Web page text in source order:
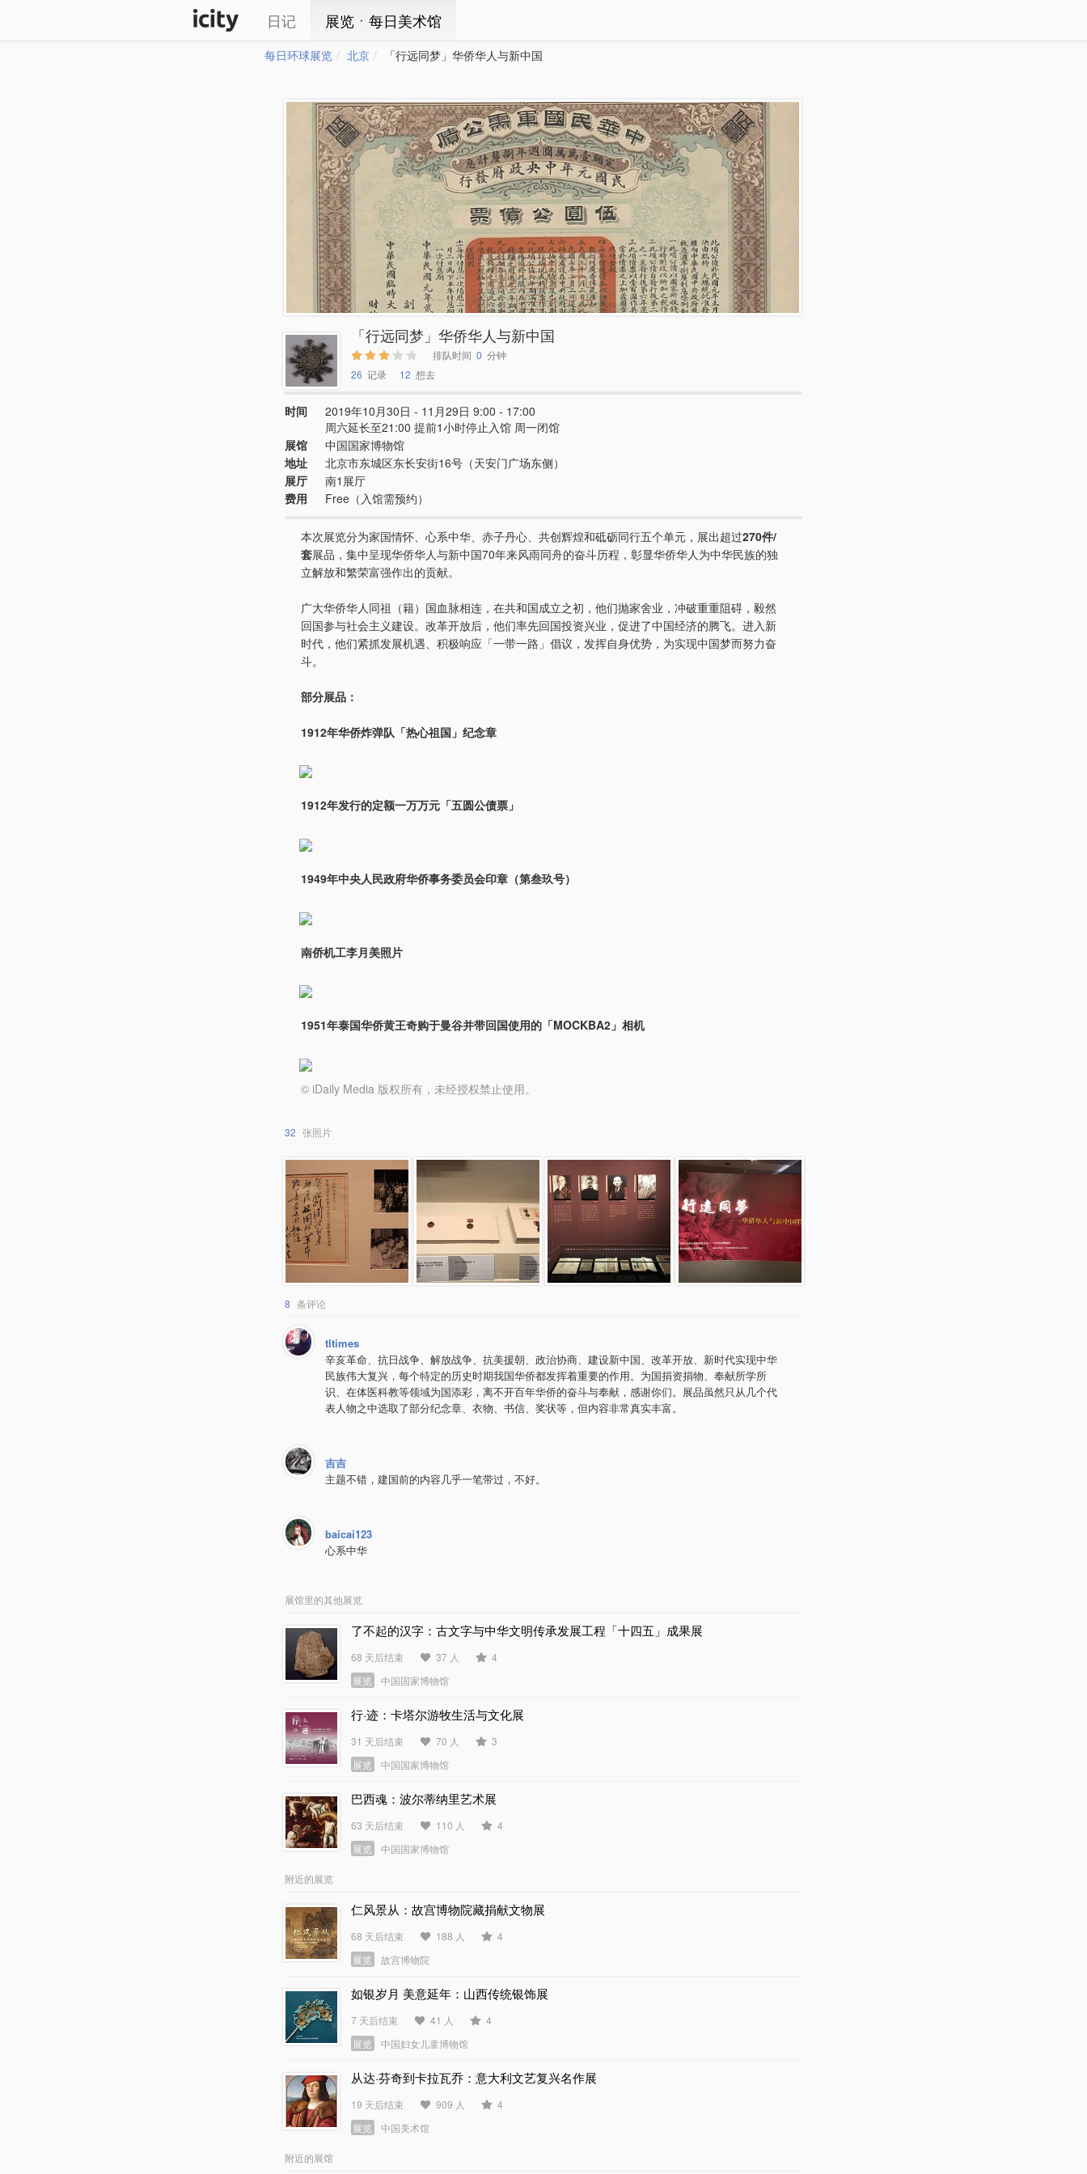
日记 展览ㆍ每日美术馆
每日环球展览 北京 「行远同梦」华侨华人与新中国
「行远同梦」华侨华人与新中国
排队时间 0 分钟
26 记录 12 想去
时间
2019年10月30日 - 11月29日 9:00 - 17:00
周六延长至21:00 提前1小时停止入馆 周一闭馆
展馆
中国国家博物馆
地址
北京市东城区东长安街16号（天安门广场东侧）
展厅
南1展厅
费用
Free（入馆需预约）
本次展览分为家国情怀、心系中华、赤子丹心、共创辉煌和砥砺同行五个单元，展出超过270件/
套展品，集中呈现华侨华人与新中国70年来风雨同舟的奋斗历程，彰显华侨华人为中华民族的独
立解放和繁荣富强作出的贡献。
广大华侨华人同祖（籍）国血脉相连，在共和国成立之初，他们抛家舍业，冲破重重阻碍，毅然
回国参与社会主义建设。改革开放后，他们率先回国投资兴业，促进了中国经济的腾飞。进入新
时代，他们紧抓发展机遇、积极响应「一带一路」倡议，发挥自身优势，为实现中国梦而努力奋
斗。
部分展品：
1912年华侨炸弹队「热心祖国」纪念章
1912年发行的定额一万万元「五圆公债票」
1949年中央人民政府华侨事务委员会印章（第叁玖号）
南侨机工李月美照片
1951年泰国华侨黄王奇购于曼谷并带回国使用的「MOCKBA2」相机
© iDaily Media 版权所有，未经授权禁止使用。
32 张照片
8 条评论
tltimes
辛亥革命、抗日战争、解放战争、抗美援朝、政治协商、建设新中国、改革开放、新时代实现中华
民族伟大复兴，每个特定的历史时期我国华侨都发挥着重要的作用。为国捐资捐物、奉献所学所
识、在体医科教等领域为国添彩，离不开百年华侨的奋斗与奉献，感谢你们。展品虽然只从几个代
表人物之中选取了部分纪念章、衣物、书信、奖状等，但内容非常真实丰富。
吉吉
主题不错，建国前的内容几乎一笔带过，不好。
baicai123
心系中华
展馆里的其他展览
了不起的汉字：古文字与中华文明传承发展工程「十四五」成果展
68 天后结束 37 人
4
展览
中国国家博物馆
行·迹：卡塔尔游牧生活与文化展
31 天后结束 70 人
3
展览
中国国家博物馆
巴西魂：波尔蒂纳里艺术展
63 天后结束 110 人
4
展览
中国国家博物馆
附近的展览
仁风景从：故宫博物院藏捐献文物展
68 天后结束 188 人
4
展览
故宫博物院
如银岁月 美意延年：山西传统银饰展
7 天后结束 41 人
4
展览
中国妇女儿童博物馆
从达·芬奇到卡拉瓦乔：意大利文艺复兴名作展
19 天后结束 909 人
4
展览
中国美术馆
附近的展馆